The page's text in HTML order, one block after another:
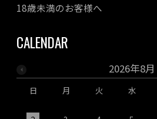
18歳未満のお客様へ
CALENDAR
2026年8月
日 月 火 水